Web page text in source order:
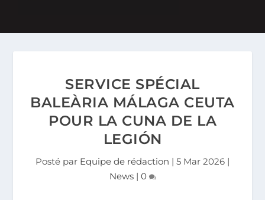
SERVICE SPÉCIAL
BALEÀRIA MÁLAGA CEUTA
POUR LA CUNA DE LA
LEGIÓN
Posté par Equipe de rédaction | 5 Mar 2026 |
News| 0